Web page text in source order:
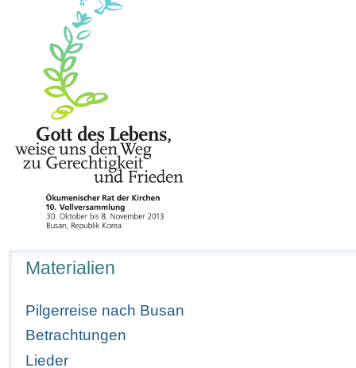
Materialien
Pilgerreise nach Busan
Betrachtungen
Lieder